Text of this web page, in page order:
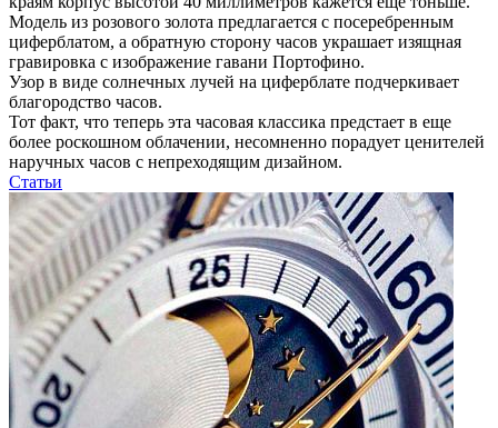
Модель из розового золота предлагается с посеребренным
циферблатом, а обратную сторону часов украшает изящная
гравировка с изображение гавани Портофино.
Узор в виде солнечных лучей на циферблате подчеркивает
благородство часов.
Тот факт, что теперь эта часовая классика предстает в еще
более роскошном облачении, несомненно порадует ценителей
наручных часов с непреходящим дизайном.
Статьи